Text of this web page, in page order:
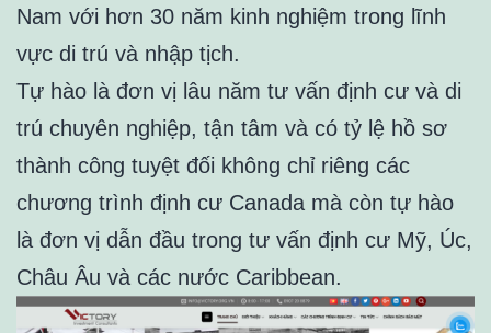
Nam với hơn 30 năm kinh nghiệm trong lĩnh
vực di trú và nhập tịch.
Tự hào là đơn vị lâu năm tư vấn định cư và di
trú chuyên nghiệp, tận tâm và có tỷ lệ hồ sơ
thành công tuyệt đối không chỉ riêng các
chương trình định cư Canada mà còn tự hào
là đơn vị dẫn đầu trong tư vấn định cư Mỹ, Úc,
Châu Âu và các nước Caribbean.